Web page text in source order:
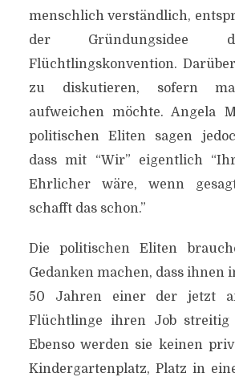
menschlich verständlich,
der Gründungsidee
Flüchtlingskonvention.
zu diskutieren, sofern
aufweichen möchte. Angela
politischen Eliten sagen
dass mit “Wir” eigentlich
Ehrlicher wäre, wenn
schafft das schon.”
Die politischen Eliten
Gedanken machen, dass ihnen
50 Jahren einer der jetzt
Flüchtlinge ihren Job streitig
Ebenso werden sie keinen
Kindergartenplatz, Platz in